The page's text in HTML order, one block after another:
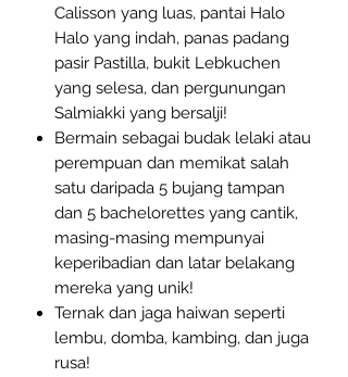
Calisson yang luas, pantai Halo
Halo yang indah, panas padang
pasir Pastilla, bukit Lebkuchen
yang selesa, dan pergunungan
Salmiakki yang bersalji!
Bermain sebagai budak lelaki atau
perempuan dan memikat salah
satu daripada 5 bujang tampan
dan 5 bachelorettes yang cantik,
masing-masing mempunyai
keperibadian dan latar belakang
mereka yang unik!
Ternak dan jaga haiwan seperti
lembu, domba, kambing, dan juga
rusa!